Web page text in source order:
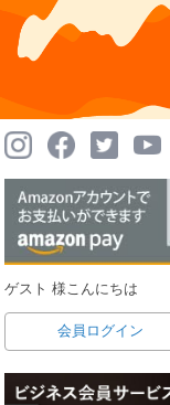
ゲスト 様こんにちは
会員ログイン